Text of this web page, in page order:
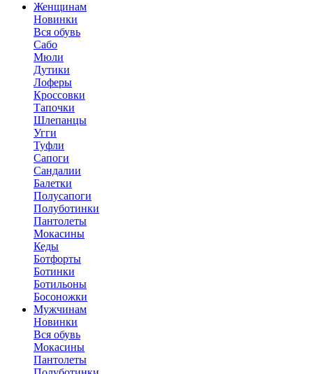
Женщинам
Новинки
Вся обувь
Сабо
Мюли
Дутики
Лоферы
Кроссовки
Тапочки
Шлепанцы
Угги
Туфли
Сапоги
Сандалии
Балетки
Полусапоги
Полуботинки
Пантолеты
Мокасины
Кеды
Ботфорты
Ботинки
Ботильоны
Босоножки
Мужчинам
Новинки
Вся обувь
Мокасины
Пантолеты